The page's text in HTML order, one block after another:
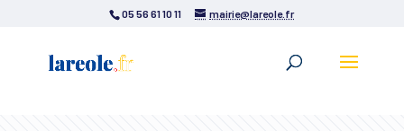
05 56 61 10 11 mairie@lareole.fr